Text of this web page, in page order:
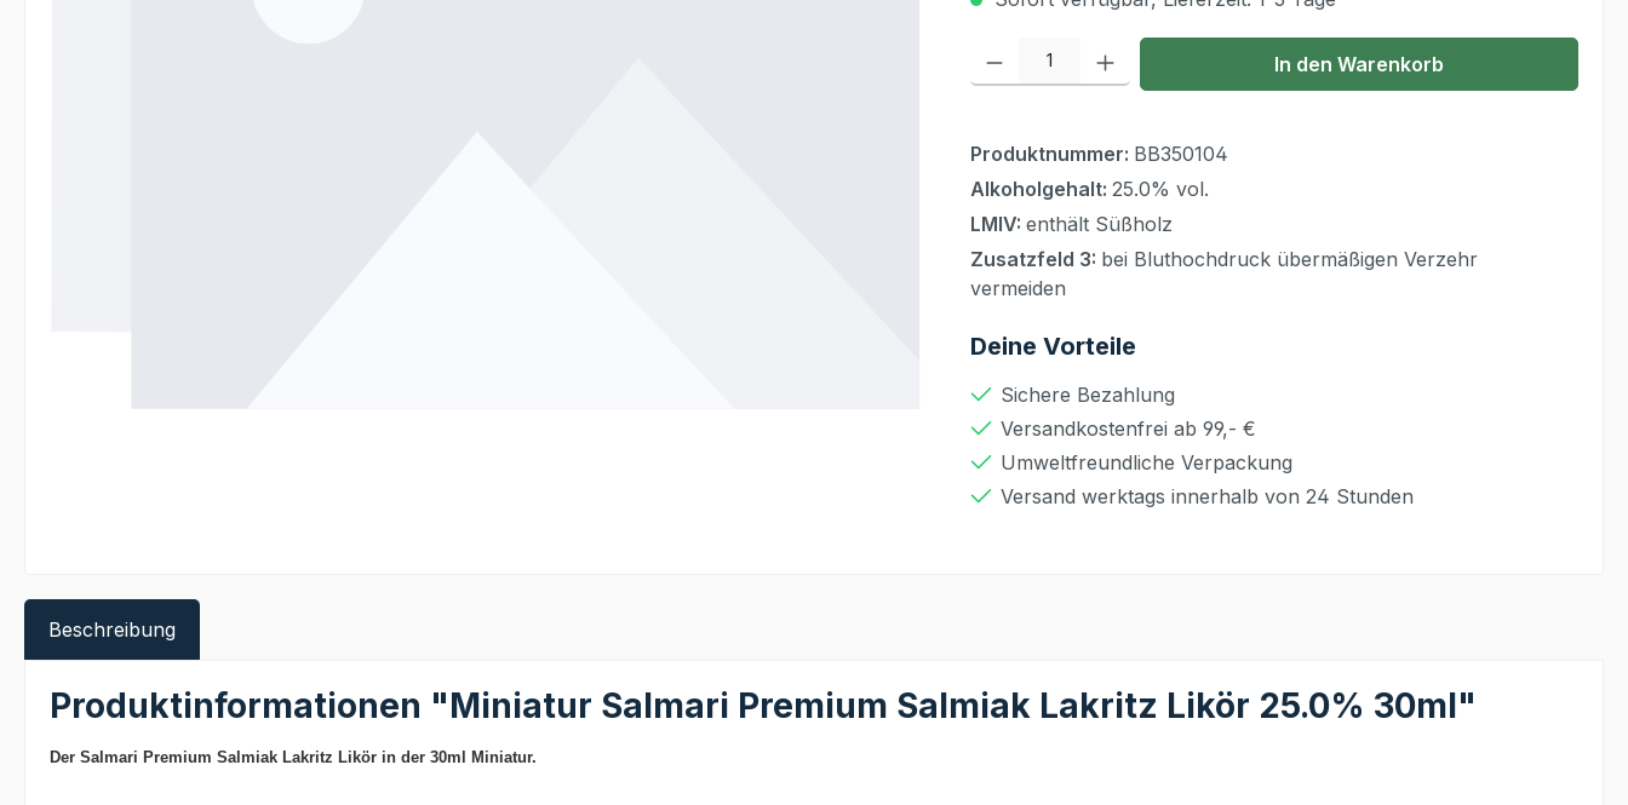
Produkt Anzahl: Gib den gewünschten Wert ein oder benutze die Schaltflächen um die
In den Warenkorb
Produktnummer: BB350104
Alkoholgehalt: 25.0% vol.
LMIV: enthält Süßholz
Zusatzfeld 3: bei Bluthochdruck übermäßigen Verzehr
vermeiden
Deine Vorteile
Sichere Bezahlung
Versandkostenfrei ab 99,- €
Umweltfreundliche Verpackung
Versand werktags innerhalb von 24 Stunden
Beschreibung
Produktinformationen "Miniatur Salmari Premium Salmiak Lakritz Likör 25.0% 30ml"
Der Salmari Premium Salmiak Lakritz Likör in der 30ml Miniatur.